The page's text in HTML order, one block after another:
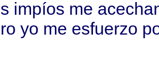
impíos me
yo me esfuerzo